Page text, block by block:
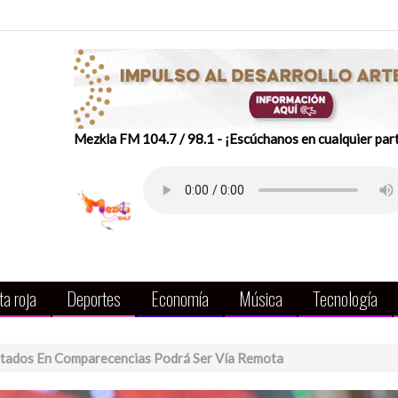
Mezkla FM 104.7 / 98.1 - ¡Escúchanos en cualquier
roja Deportes Economía Música Tecnología
En Comparecencias Podrá Ser Vía Remota